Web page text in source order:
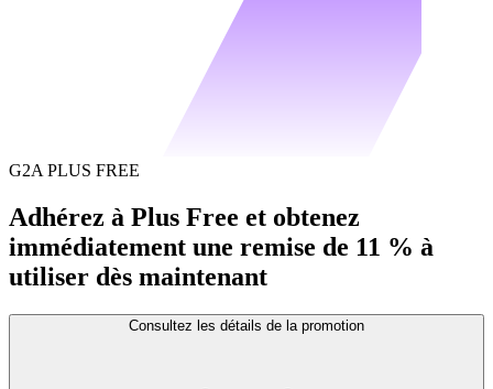
G2A PLUS FREE
Adhérez à Plus Free et obtenez
immédiatement une remise de 11 % à
utiliser dès maintenant
Consultez les détails de la promotion